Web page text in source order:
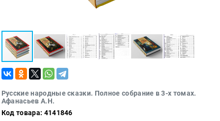
Русские народные сказки. Полное собрание в 3-х томах.
Афанасьев А.Н.
Код товара: 4141846
Коллекционные
издания
Тайное и
жизни